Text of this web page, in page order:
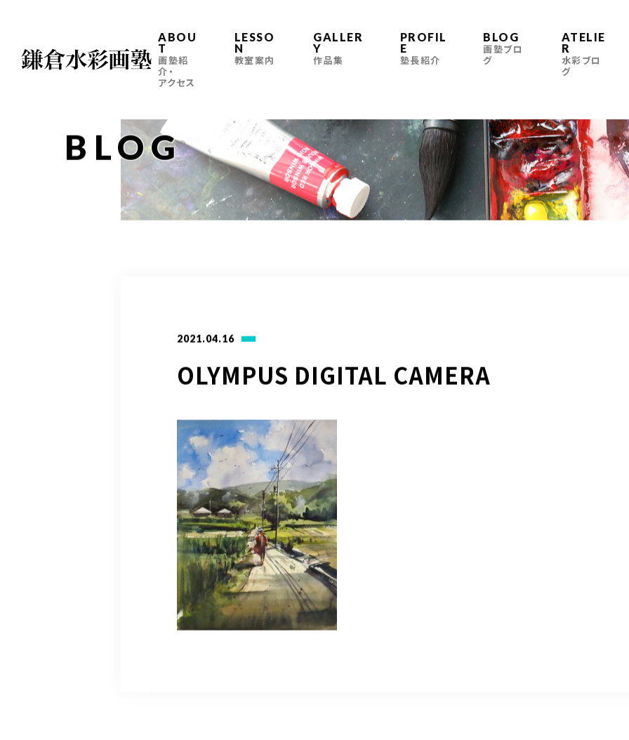
ABOU
T
画塾紹
介・
アクセス
LESSO
N
教室案内
GALLER
Y
作品集
PROFIL
E
塾長紹介
BLOG
画塾ブロ
グ
ATELIE
R
水彩ブロ
グ
BLOG
2021.04.16
OLYMPUS DIGITAL CAMERA